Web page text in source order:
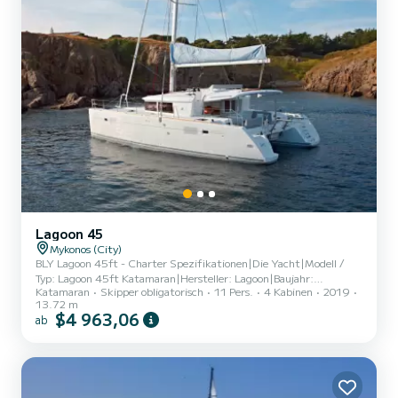
Lagoon 45
Mykonos (City)
BLY Lagoon 45ft - Charter Spezifikationen|Die Yacht|Modell /
Typ: Lagoon 45ft Katamaran|Hersteller: Lagoon|Baujahr:
2019|Tiefgang: 2 m|Motoren: 2 × 57 PS
Yanmar|Reisegeschwindigkeit: 9
Knoten|Unterkunft|Schlafplätze: 8 Gäste in 4 geräumigen
Essbereich|Offenes, helles Layout ideal für Familien &
Gruppen|Professionelle Crew|Kapitän|Hostess|Freundliches,
Katamaran Skipper obligatorisch 11 Pers. 4 Kabinen
2019
13.72 m
ab $4 963,06